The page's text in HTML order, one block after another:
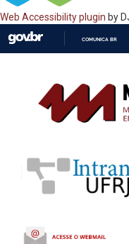
Web Accessibility plugin by
COMUNICA BR